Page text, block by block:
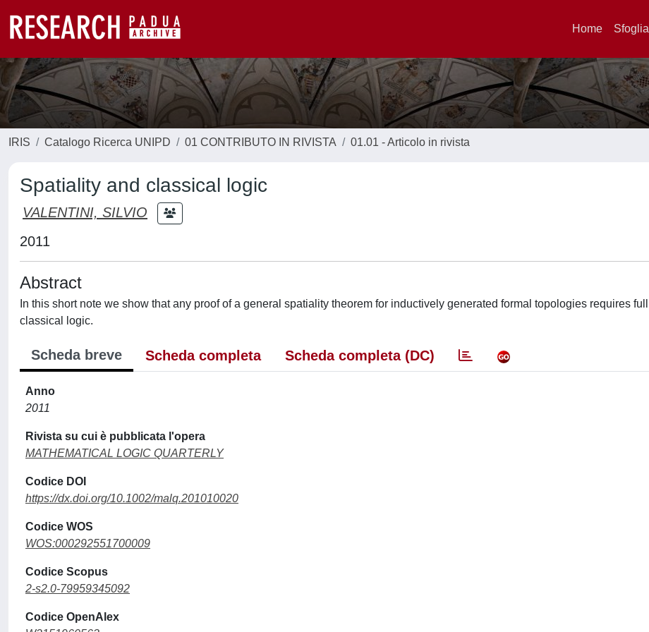
Home Sfoglia
IRIS Catalogo Ricerca UNIPD 01 CONTRIBUTO IN RIVISTA 01.01 - Articolo in rivista
Spatiality and classical logic
VALENTINI, SILVIO
2011
Abstract
In this short note we show that any proof of a general spatiality theorem for inductively generated formal topologies requires full
classical logic.
Scheda breve Scheda completa Scheda completa (DC)
Anno
2011
Rivista su cui è pubblicata l'opera
MATHEMATICAL LOGIC QUARTERLY
Codice DOI
https://dx.doi.org/10.1002/malq.201010020
Codice WOS
WOS:000292551700009
Codice Scopus
2-s2.0-79959345092
Codice OpenAlex